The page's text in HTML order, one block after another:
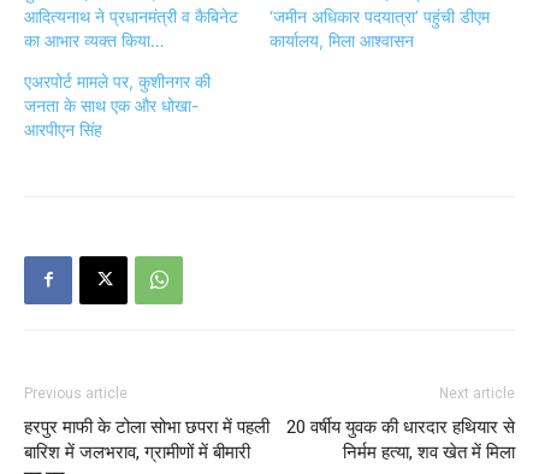
आदित्यनाथ ने प्रधानमंत्री व कैबिनेट
का आभार व्यक्त किया…
‘जमीन अधिकार पदयात्रा’ पहुंची डीएम
कार्यालय, मिला आश्वासन
एअरपोर्ट मामले पर, कुशीनगर की
जनता के साथ एक और धोखा-
आरपीएन सिंह
Previous article
हरपुर माफी के टोला सोभा छपरा में पहली
बारिश में जलभराव, ग्रामीणों में बीमारी
Next article
20 वर्षीय युवक की धारदार हथियार से
निर्मम हत्या, शव खेत में मिला